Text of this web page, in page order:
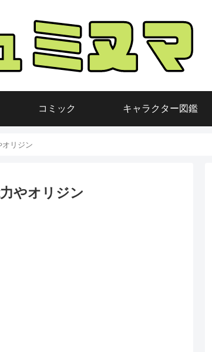
コミック キャラクター図鑑
オリジン
やオリジン